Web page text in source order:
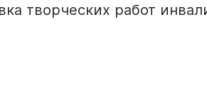
творческих работ